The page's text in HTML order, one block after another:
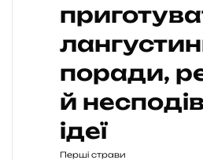
поради,
й
ідеї
Перші страви